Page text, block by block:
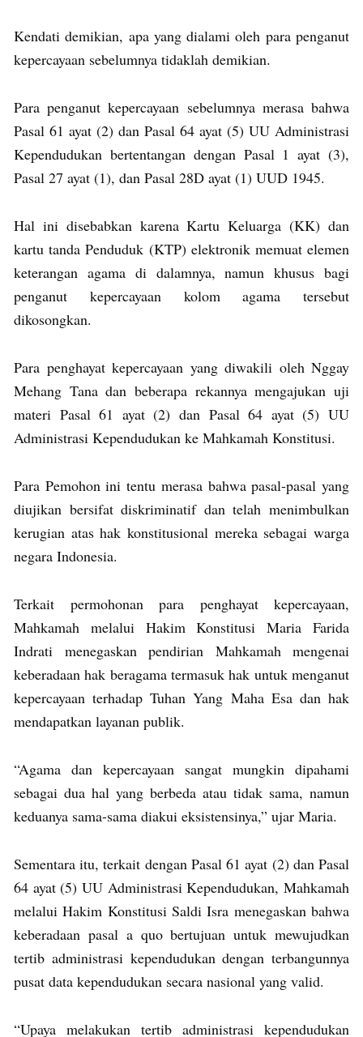
Kendati demikian, apa yang dialami oleh para penganut
kepercayaan sebelumnya tidaklah demikian.
Para penganut kepercayaan sebelumnya merasa bahwa
Pasal 61 ayat (2) dan Pasal 64 ayat (5) UU Administrasi
Kependudukan bertentangan dengan Pasal 1 ayat (3),
Pasal 27 ayat (1), dan Pasal 28D ayat (1) UUD 1945.
Hal ini disebabkan karena Kartu Keluarga (KK) dan
kartu tanda Penduduk (KTP) elektronik memuat elemen
keterangan agama di dalamnya, namun khusus bagi
penganut kepercayaan kolom agama tersebut
dikosongkan.
Para penghayat kepercayaan yang diwakili oleh Nggay
Mehang Tana dan beberapa rekannya mengajukan uji
materi Pasal 61 ayat (2) dan Pasal 64 ayat (5) UU
Administrasi Kependudukan ke Mahkamah Konstitusi.
Para Pemohon ini tentu merasa bahwa pasal-pasal yang
diujikan bersifat diskriminatif dan telah menimbulkan
kerugian atas hak konstitusional mereka sebagai warga
negara Indonesia.
Terkait permohonan para penghayat kepercayaan,
Mahkamah melalui Hakim Konstitusi Maria Farida
Indrati menegaskan pendirian Mahkamah mengenai
keberadaan hak beragama termasuk hak untuk menganut
kepercayaan terhadap Tuhan Yang Maha Esa dan hak
mendapatkan layanan publik.
“Agama dan kepercayaan sangat mungkin dipahami
sebagai dua hal yang berbeda atau tidak sama, namun
keduanya sama-sama diakui eksistensinya,” ujar Maria.
Sementara itu, terkait dengan Pasal 61 ayat (2) dan Pasal
64 ayat (5) UU Administrasi Kependudukan, Mahkamah
melalui Hakim Konstitusi Saldi Isra menegaskan bahwa
keberadaan pasal a quo bertujuan untuk mewujudkan
tertib administrasi kependudukan dengan terbangunnya
pusat data kependudukan secara nasional yang valid.
“Upaya melakukan tertib administrasi kependudukan